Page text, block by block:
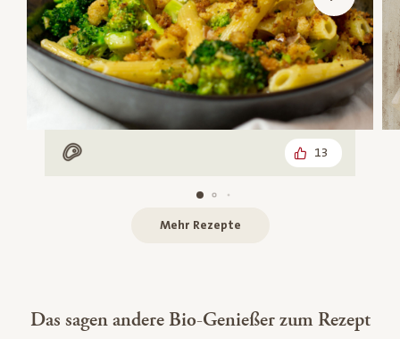
Mit Fleisch 13
Mehr Rezepte
Das sagen andere Bio-Genießer zum Rezept